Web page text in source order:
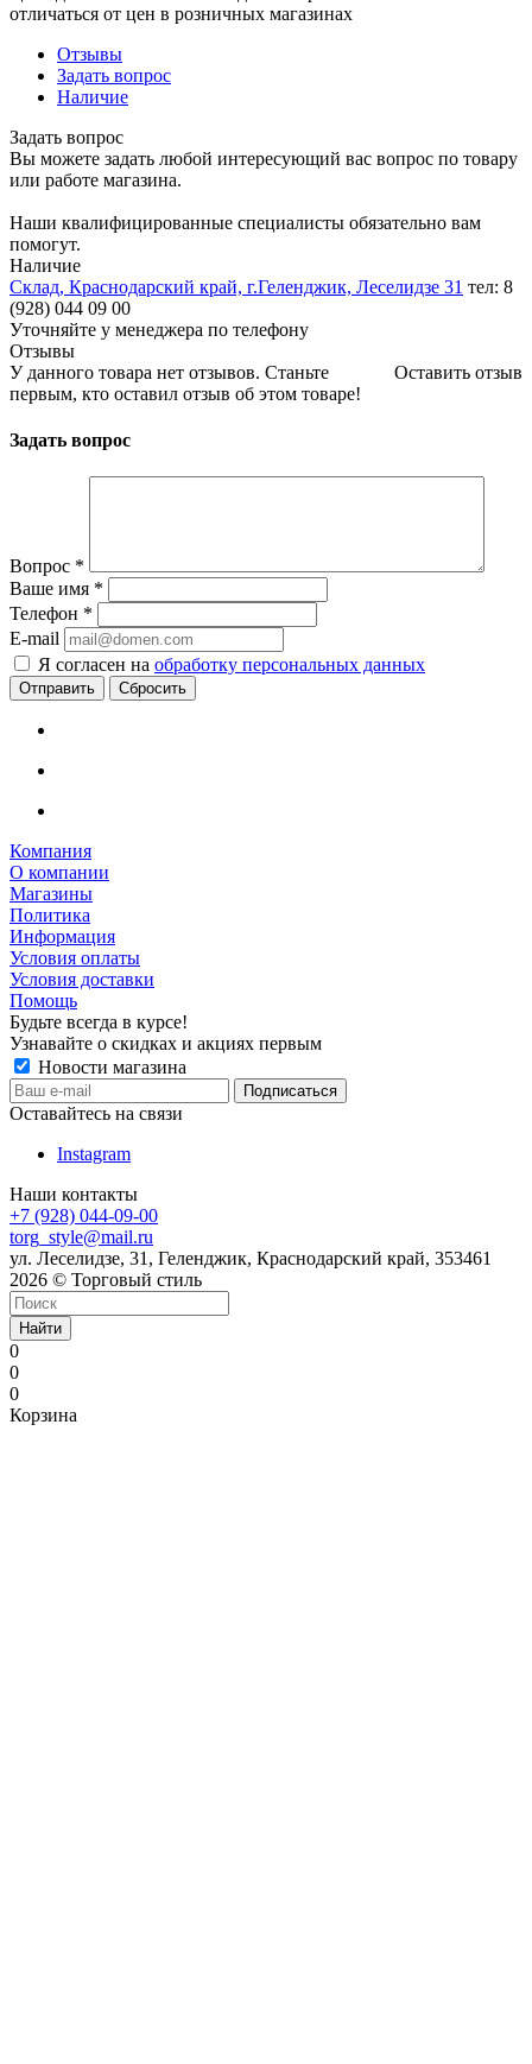
отличаться от цен в розничных магазинах
Отзывы
Задать вопрос
Наличие
Задать вопрос
Вы можете задать любой интересующий вас вопрос по товару
или работе магазина.
Наши квалифицированные специалисты обязательно вам
помогут.
Наличие
Склад, Краснодарский край, г.Геленджик, Леселидзе 31 тел: 8
(928) 044 09 00
Уточняйте у менеджера по телефону
Отзывы
Оставить отзыв
У данного товара нет отзывов. Станьте
первым, кто оставил отзыв об этом товаре!
Задать вопрос
Вопрос *
Ваше имя *
Телефон *
E-mail
Я согласен на обработку персональных данных
Сбросить
Компания
О компании
Магазины
Политика
Информация
Условия оплаты
Условия доставки
Помощь
Будьте всегда в курсе!
Узнавайте о скидках и акциях первым
Новости магазина
Оставайтесь на связи
Instagram
Наши контакты
+7 (928) 044-09-00
torg_style@mail.ru
ул. Леселидзе, 31, Геленджик, Краснодарский край, 353461
2026 © Торговый стиль
Найти
0
0
0
Корзина